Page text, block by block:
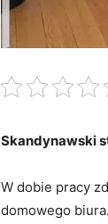
Skandynawski
W dobie pracy
domowego